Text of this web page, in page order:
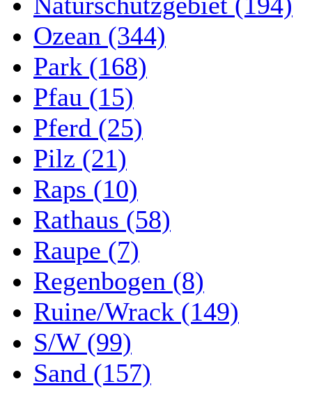
Ozean (344)
Park (168)
Pfau (15)
Pferd (25)
Pilz (21)
Raps (10)
Rathaus (58)
Raupe (7)
Regenbogen (8)
Ruine/Wrack (149)
S/W (99)
Sand (157)